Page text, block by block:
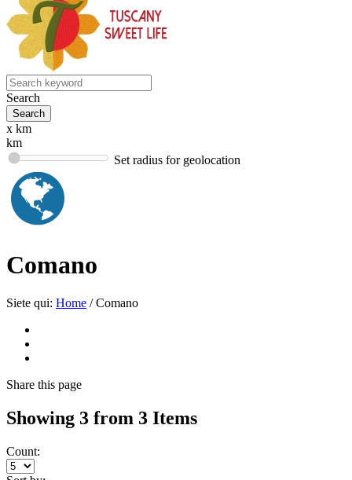
Search
x km
km
Set radius for geolocation
Comano
Siete qui: Home / Comano
Share this page
Showing 3 from 3 Items
Count: